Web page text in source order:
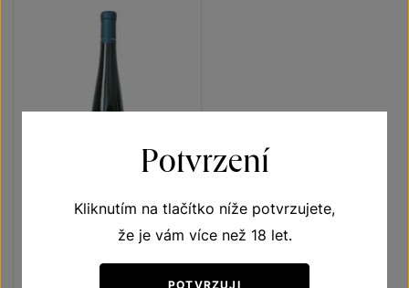
Cuvée starých odrůd
Potvrzení
Kliknutím na tlačítko níže potvrzujete,
že je vám více než 18 let.
POTVRZUJI